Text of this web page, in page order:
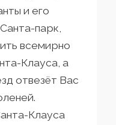
и его
парк,
всемирно
Клауса, а
отвезёт Вас
Клауса